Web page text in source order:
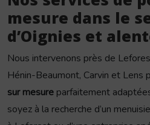
mesure dans le
d’Oignies et
Nous intervenons près de
Hénin-Beaumont, Carvin et Lens
sur mesure parfaitement
soyez à la recherche d’un